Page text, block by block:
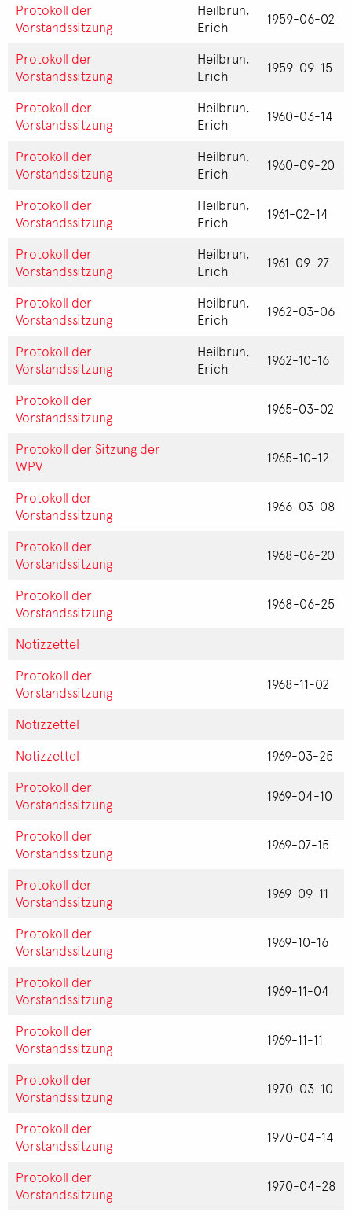
Protokoll der
Vorstandssitzung
Heilbrun,
Erich
1959-06-02
Protokoll der
Vorstandssitzung
Heilbrun,
Erich
1959-09-15
Protokoll der
Vorstandssitzung
Heilbrun,
Erich
1960-03-14
Protokoll der
Vorstandssitzung
Heilbrun,
Erich
1960-09-20
Protokoll der
Vorstandssitzung
Heilbrun,
Erich
1961-02-14
Protokoll der
Vorstandssitzung
Heilbrun,
Erich
1961-09-27
Protokoll der
Vorstandssitzung
Heilbrun,
Erich
1962-03-06
Protokoll der
Vorstandssitzung
Heilbrun,
Erich
1962-10-16
Protokoll der
Vorstandssitzung
1965-03-02
Protokoll der Sitzung der
WPV
1965-10-12
Protokoll der
Vorstandssitzung
1966-03-08
Protokoll der
Vorstandssitzung
1968-06-20
Protokoll der
Vorstandssitzung
1968-06-25
Notizzettel
Protokoll der
Vorstandssitzung
1968-11-02
Notizzettel
Notizzettel
1969-03-25
Protokoll der
Vorstandssitzung
1969-04-10
Protokoll der
Vorstandssitzung
1969-07-15
Protokoll der
Vorstandssitzung
1969-09-11
Protokoll der
Vorstandssitzung
1969-10-16
Protokoll der
Vorstandssitzung
1969-11-04
Protokoll der
Vorstandssitzung
1969-11-11
Protokoll der
Vorstandssitzung
1970-03-10
Protokoll der
Vorstandssitzung
1970-04-14
Protokoll der
Vorstandssitzung
1970-04-28